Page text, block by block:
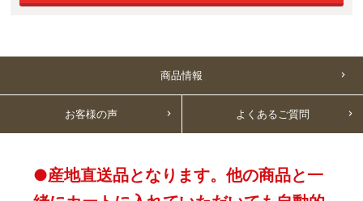
商品情報
お客様の声 よくあるご質問
●産地直送品となります。他の商品と一